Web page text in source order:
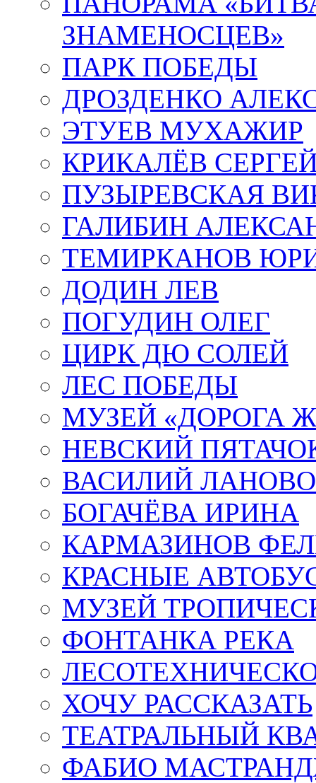
ЗНАМЕНОСЦЕВ»
ПАРК ПОБЕДЫ
ДРОЗДЕНКО
ЭТУЕВ МУХАЖИР
КРИКАЛЁВ
ПУЗЫРЕВСКАЯ
ГАЛИБИН
ТЕМИРКАНОВ
ДОДИН ЛЕВ
ПОГУДИН ОЛЕГ
ЦИРК ДЮ СОЛЕЙ
ЛЕС ПОБЕДЫ
МУЗЕЙ «ДОРОГА
НЕВСКИЙ
ВАСИЛИЙ
БОГАЧЁВА ИРИНА
КАРМАЗИНОВ
КРАСНЫЕ
МУЗЕЙ
ФОНТАНКА РЕКА
ХОЧУ РАССКАЗАТЬ
ТЕАТРАЛЬНЫЙ
ФАБИО